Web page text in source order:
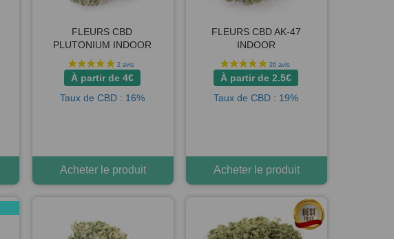
FLEURS CBD
PLUTONIUM INDOOR
À partir de 4€
Taux de CBD : 16%
Acheter le produit
FLEURS CBD AK-47
INDOOR
À partir de2.5€
Taux de CBD : 19%
Acheter le produit